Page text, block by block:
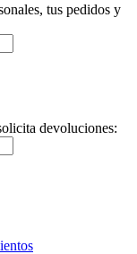
tus pedidos y
devoluciones: